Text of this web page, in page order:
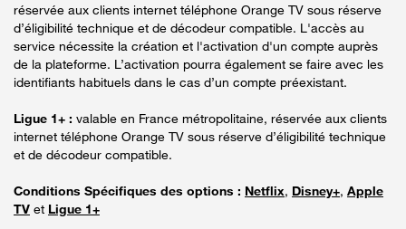
réservée aux clients internet téléphone Orange TV sous réserve
d’éligibilité technique et de décodeur compatible. L'accès au
service nécessite la création et l'activation d'un compte auprès
de la plateforme. L’activation pourra également se faire avec les
identifiants habituels dans le cas d’un compte préexistant.
Ligue 1+ : valable en France métropolitaine, réservée aux clients
internet téléphone Orange TV sous réserve d’éligibilité technique
et de décodeur compatible.
Conditions Spécifiques des options : Netflix, Disney+, Apple
TV et Ligue 1+